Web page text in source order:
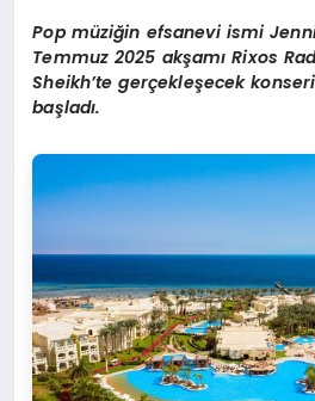
Pop müziğin efsanevi ismi
Temmuz 2025 akşamı Rixos
Sheikh’te gerçekleşecek
başladı.